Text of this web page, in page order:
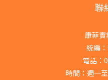
聯
康菲實
統編
電話：
時間：週一